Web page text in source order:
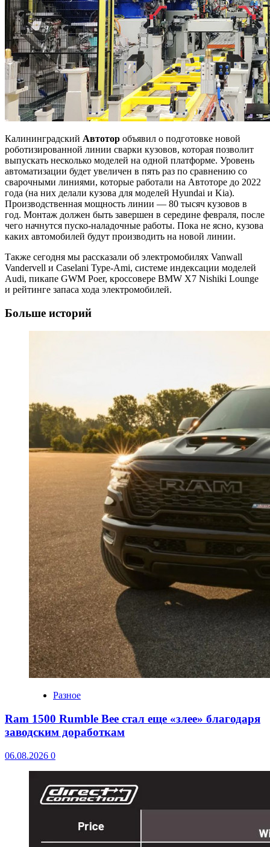
Калининградский Автотор объявил о подготовке новой
роботизированной линии сварки кузовов, которая позволит
выпускать несколько моделей на одной платформе. Уровень
автоматизации будет увеличен в пять раз по сравнению со
сварочными линиями, которые работали на Автоторе до 2022
года (на них делали кузова для моделей Hyundai и Kia).
Производственная мощность линии — 80 тысяч кузовов в
год. Монтаж должен быть завершен в середине февраля, после
чего начнутся пуско-наладочные работы. Пока не ясно, кузова
каких автомобилей будут производить на новой линии.
Также сегодня мы рассказали об электромобилях Vanwall
Vandervell и Caselani Type-Ami, системе индексации моделей
Audi, пикапе GWM Poer, кроссовере BMW X7 Nishiki Lounge
и рейтинге запаса хода электромобилей.
Больше историй
Разное
Ram 1500 Rumble Bee стал еще «злее» благодаря
заводским доработкам
06.08.2026 0